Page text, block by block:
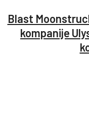
Blast
kompanije